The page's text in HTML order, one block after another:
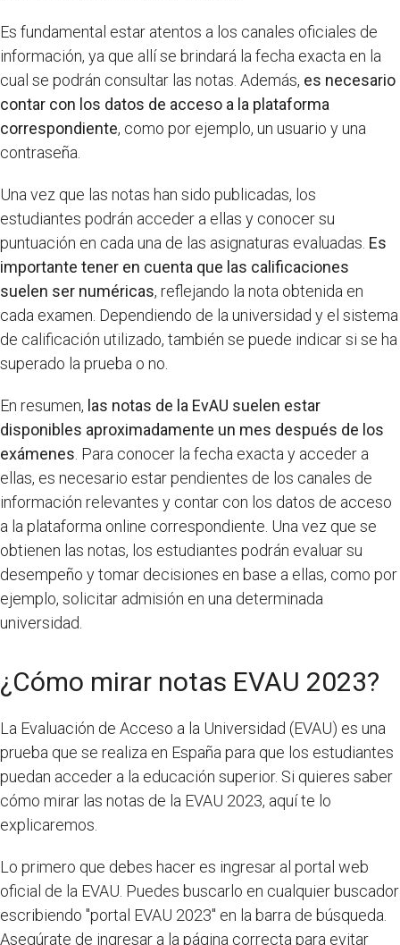
Es fundamental estar atentos a los canales oficiales de
información, ya que allí se brindará la fecha exacta en la
cual se podrán consultar las notas. Además, es necesario
contar con los datos de acceso a la plataforma
correspondiente, como por ejemplo, un usuario y una
contraseña.
Una vez que las notas han sido publicadas, los
estudiantes podrán acceder a ellas y conocer su
puntuación en cada una de las asignaturas evaluadas. Es
importante tener en cuenta que las calificaciones
suelen ser numéricas, reflejando la nota obtenida en
cada examen. Dependiendo de la universidad y el sistema
de calificación utilizado, también se puede indicar si se ha
superado la prueba o no.
En resumen, las notas de la EvAU suelen estar
disponibles aproximadamente un mes después de los
exámenes . Para conocer la fecha exacta y acceder a
ellas, es necesario estar pendientes de los canales de
información relevantes y contar con los datos de acceso
a la plataforma online correspondiente. Una vez que se
obtienen las notas, los estudiantes podrán evaluar su
desempeño y tomar decisiones en base a ellas, como por
ejemplo, solicitar admisión en una determinada
universidad.
¿Cómo mirar notas EVAU 2023?
La Evaluación de Acceso a la Universidad (EVAU) es una
prueba que se realiza en España para que los estudiantes
puedan acceder a la educación superior. Si quieres saber
cómo mirar las notas de la EVAU 2023, aquí te lo
explicaremos.
Lo primero que debes hacer es ingresar al portal web
oficial de la EVAU. Puedes buscarlo en cualquier buscador
escribiendo "portal EVAU 2023" en la barra de búsqueda.
Asegúrate de ingresar a la página correcta para evitar